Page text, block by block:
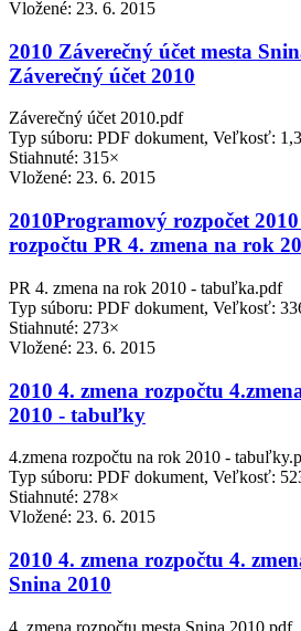
Vložené: 23. 6. 2015
2010 Záverečný účet mesta
Záverečný účet 2010
Záverečný účet 2010.pdf
Typ súboru: PDF dokument, Veľkosť:
Stiahnuté: 315×
Vložené: 23. 6. 2015
2010Programový rozpočet
rozpočtu PR 4. zmena na rok
PR 4. zmena na rok 2010 - tabuľka.pdf
Typ súboru: PDF dokument, Veľkosť:
Stiahnuté: 273×
Vložené: 23. 6. 2015
2010 4. zmena rozpočtu
2010 - tabuľky
4.zmena rozpočtu na rok 2010 -
Typ súboru: PDF dokument, Veľkosť:
Stiahnuté: 278×
Vložené: 23. 6. 2015
2010 4. zmena rozpočtu 4.
Snina 2010
4. zmena rozpočtu mesta Snina 2010.pdf